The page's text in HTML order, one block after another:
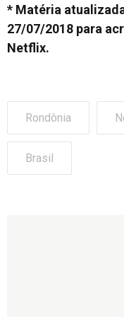
* Matéria
27/07/2018 para
Netflix.
Rondônia
Brasil